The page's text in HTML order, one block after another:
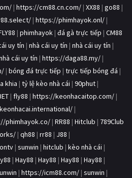
| https://cm88.cn.com/ | XX88 | go88 |
| https://phimhayok.onl/ |
| phimhayok | đá gà trực tiếp | CM88
uy tín | nhà cái uy tín | nhà cái uy tín |
cái uy tín | https://daga88.my/ |
| bóng đá trực tiếp | trực tiếp bóng đá |
khia | tỷ lệ kèo nhà cái | 90phut |
| fly88 | https://keonhacaitop.com/ |
|
phimhayok.co/ | RR88 | Hitclub | 789Club
| qh88 | rr88 | J88 |
| sunwin | hitclub | kèo nhà cái |
| Hay88 | Hay88 | Hay88 | Hay88 |
| https://icm88.com/ | sunwin |